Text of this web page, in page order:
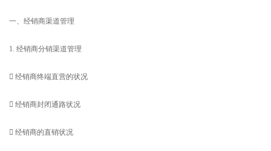
一、经销商渠道管理
1. 经销商分销渠道管理
 经销商终端直营的状况
 经销商封闭通路状况
 经销商的直销状况